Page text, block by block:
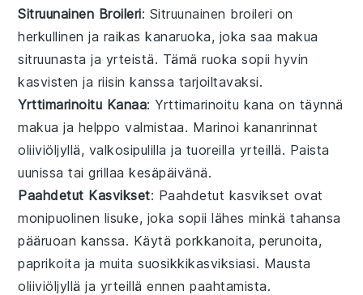
Sitruunainen Broileri: Sitruunainen broileri on
herkullinen ja raikaskanaruoka, joka saa makua
sitruunasta ja yrteistä. Tämä ruoka sopii hyvin
kasvisten ja riisin kanssa tarjoiltavaksi.
Yrttimarinoitu Kanaa: Yrttimarinoitu kana on täynnä
makua ja helppo valmistaa. Marinoi kananrinnat
oliiviöljyllä, valkosipulilla ja tuoreilla yrteillä. Paista
uunissa tai grillaa kesäpäivänä.
Paahdetut Kasvikset: Paahdetut kasvikset ovat
monipuolinen lisuke, joka sopii lähes minkä tahansa
pääruoan kanssa. Käytä porkkanoita,perunoita,
paprikoita ja muita suosikkikasviksiasi. Mausta
oliiviöljyllä ja yrteillä ennen paahtamista.